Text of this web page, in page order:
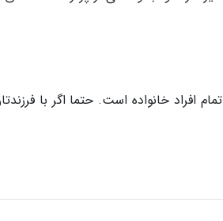
افراد خانواده است. حتما اگر با